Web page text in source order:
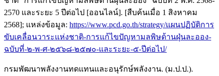
2570 และระยะ 5 ปีต่อไป [ออนไลน์]. [สืบค้นเมื่อ 1 สิงหาคม
2568]; แหล่งข้อมูล: https://www.pcd.go.th/strategy/แผนปฏิบัติการ
ขับเคลื่อนวาระแห่งชาติ-การแก้ไขปัญหามลพิษด้านฝุ่นละออง-
ฉบับที่-๒-พ-ศ-๒๕๖๘-๒๕๗๐-และระยะ-๕-ปีต่อไป/
กรมพัฒนาพลังงานทดแทนและอนุรักษ์พลังงาน. (ม.ป.ป.).